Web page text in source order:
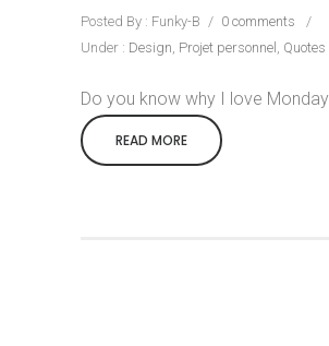
Posted By : Funky-B / 0 comments
/
Under : Design, Projet personnel , Quotes
Do you know why I love
READ MORE